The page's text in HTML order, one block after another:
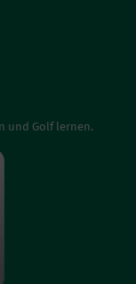
und Golf lernen.